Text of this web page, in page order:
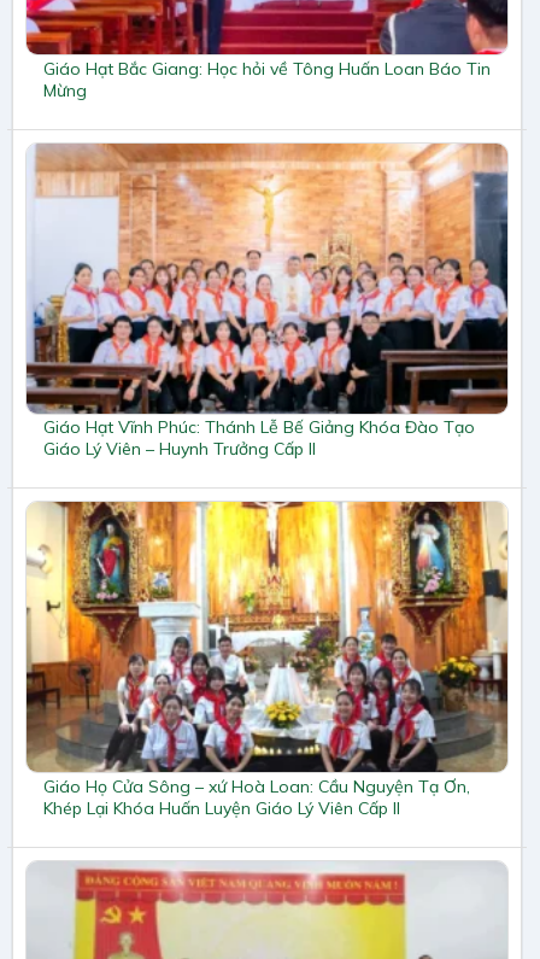
Giáo Hạt Bắc Giang: Học hỏi về Tông Huấn Loan Báo Tin
Mừng
Giáo Hạt Vĩnh Phúc: Thánh Lễ Bế Giảng Khóa Đào Tạo
Giáo Lý Viên – Huynh Trưởng Cấp II
Giáo Họ Cửa Sông – xứ Hoà Loan: Cầu Nguyện Tạ Ơn,
Khép Lại Khóa Huấn Luyện Giáo Lý Viên Cấp II